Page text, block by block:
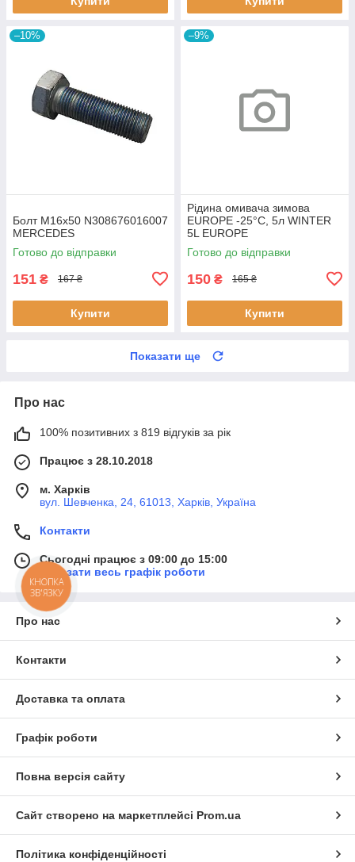
–10%
Болт M16x50 N308676016007
MERCEDES
Готово до відправки
151 ₴ 167 ₴
Купити
–9%
Рідина омивача зимова
EUROPE -25°C, 5л WINTER
5L EUROPE
Готово до відправки
150 ₴ 165 ₴
Купити
Показати ще
Про нас
100% позитивних з 819 відгуків за рік
Працює з 28.10.2018
м. Харків
вул. Шевченка, 24, 61013, Харків, Україна
Контакти
Сьогодні працює з 09:00 до 15:00
Показати весь графік роботи
Про нас
Контакти
Доставка та оплата
Графік роботи
Повна версія сайту
Сайт створено на маркетплейсі Prom.ua
Політика конфіденційності
КНОПКА
ЗВ'ЯЗКУ